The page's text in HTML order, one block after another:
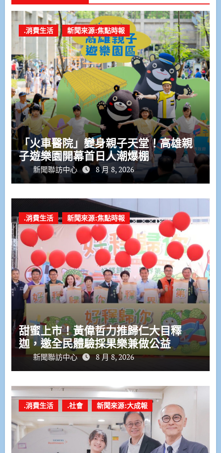
.消費生活 新聞來源:焦點時報
「火車醫院」變身親子天堂！高雄親
子遊樂園開幕首日人潮爆棚
新聞聯訪中心 8 月 8, 2026
.消費生活 新聞來源:焦點時報
甜蜜上市！黃偉哲力推歸仁大目釋
迦，邀全民體驗採果樂兼做公益
新聞聯訪中心 8 月 8, 2026
.消費生活 .社會 新聞來源:大成報